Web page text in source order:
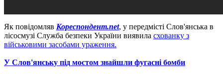
Як повідомляв Кореспондент.net, у передмісті Слов'янська в
лісосмузі Служба безпеки України виявила схованку з
військовими засобами ураження.
У Слов'янську під мостом знайшли фугасні бомби